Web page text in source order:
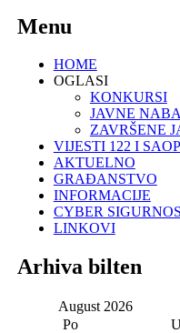
Menu
HOME
OGLASI
KONKURSI
JAVNE
ZAVRŠENE
VIJESTI 122 I
AKTUELNO
GRAĐANSTVO
INFORMACIJE
CYBER
LINKOVI
Arhiva bilten
August 2026
Po